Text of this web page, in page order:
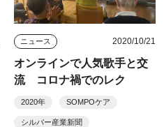
ニュース 2020/10/21
オンラインで人気歌手と交
流 コロナ禍でのレク
2020年 SOMPOケア
シルバー産業新聞